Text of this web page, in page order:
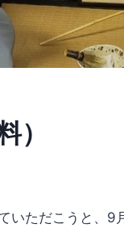
）
いただこうと、9